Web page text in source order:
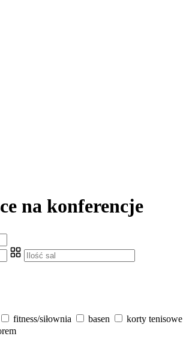
na konferencje
fitness/siłownia basen korty tenisowe